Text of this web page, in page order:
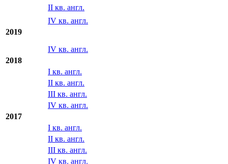
II кв. англ.
IV кв. англ.
2019
IV кв. англ.
2018
I кв. англ.
II кв. англ.
III кв. англ.
IV кв. англ.
2017
I кв. англ.
II кв. англ.
III кв. англ.
IV кв. англ.